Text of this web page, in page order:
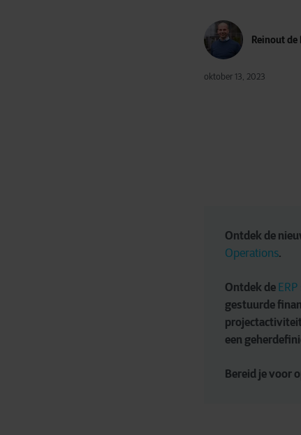
Reinout de
oktober 13, 2023
Ontdek de
Operations.
Ontdek de
gestuurde
een
Bereid je voor